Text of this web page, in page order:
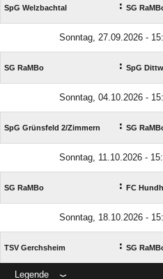
SpG Welzbachtal : SG
Sonntag, 27.09.2026 -
SG RaMBo : SpG
Sonntag, 04.10.2026 -
SpG Grünsfeld 2/​Zimmern : SG
Sonntag, 11.10.2026 -
SG RaMBo : FC
Sonntag, 18.10.2026 -
TSV Gerchsheim : SG
Legende